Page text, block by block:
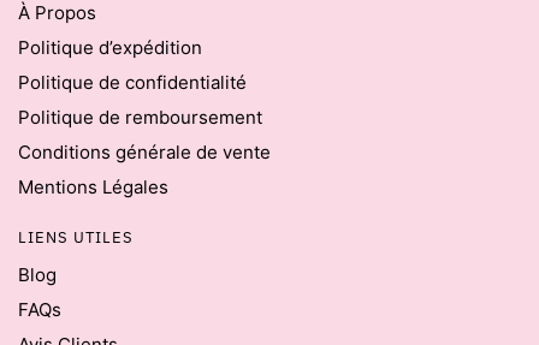
À Propos
Politique d’expédition
Politique de confidentialité
Politique de remboursement
Conditions générale de vente
Mentions Légales
LIENS UTILES
Blog
FAQs